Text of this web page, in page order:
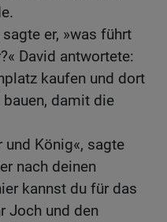
er, »was führt
David antwortete:
kaufen und dort
bauen, damit die
König«, sagte
nach deinen
kannst du für das
Joch und den